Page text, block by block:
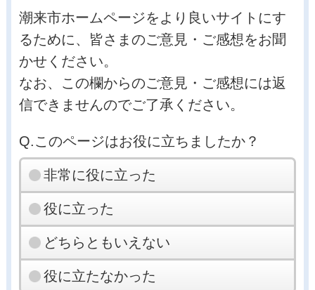
潮来市ホームページをより良いサイトにす
るために、皆さまのご意見・ご感想をお聞
かせください。
なお、この欄からのご意見・ご感想には返
信できませんのでご了承ください。
Q.このページはお役に立ちましたか？
非常に役に立った
役に立った
どちらともいえない
役に立たなかった